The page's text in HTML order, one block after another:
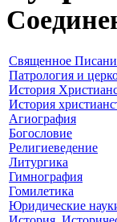
Священное
Патрология и
История
История
Агиография
Богословие
Религиеведение
Литургика
Гимнография
Гомилетика
Юридические